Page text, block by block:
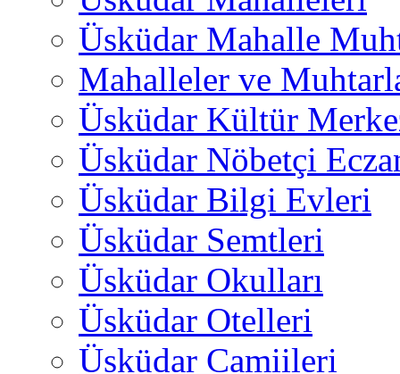
Üsküdar Mahalle
Mahalleler ve
Üsküdar Kültür
Üsküdar Nöbetçi
Üsküdar Bilgi Evleri
Üsküdar Semtleri
Üsküdar Okulları
Üsküdar Otelleri
Üsküdar Camiileri